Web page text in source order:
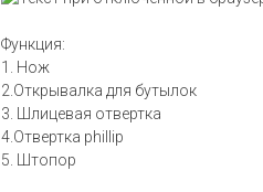
Функция:
1. Нож
2.Открывалка для бутылок
3. Шлицевая отвертка
4.Отвертка phillip
5. Штопор